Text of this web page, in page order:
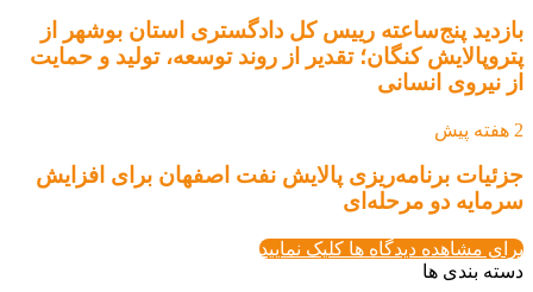
بازدید پنج‌ساعته رییس کل دادگستری استان بوشهر از
پتروپالایش کنگان؛ تقدیر از روند توسعه، تولید و حمایت
از نیروی انسانی
2 هفته پیش
جزئیات برنامه‌ریزی پالایش نفت اصفهان برای افزایش
سرمایه دو مرحله‌ای
برای مشاهده دیدگاه ها کلیک نمایید
دسته بندی ها